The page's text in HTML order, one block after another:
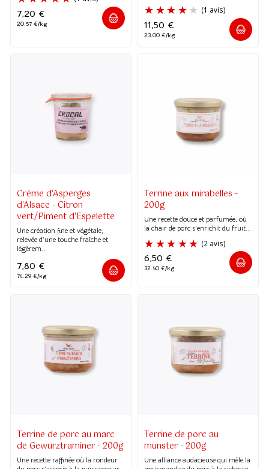
7,20 €
20.57 €/kg 11,50 €
23.00 €/kg
Crème d'Asperges
d'Alsace - Citron
vert/Piment d'Espelette
Une création fine et végétale,
relevée d’une touche fraîche et
légèrem...
7,80 €
74.29 €/kg
Terrine aux mirabelles -
200g
Une recette douce et parfumée, où
la chair de porc s’enrichit du fruit...
6,50 €
32.50 €/kg
Terrine de porc au marc
de Gewurztraminer - 200g
Une recette raffinée où la rondeur
Terrine de porc au
munster - 200g
Une alliance audacieuse qui mêle la